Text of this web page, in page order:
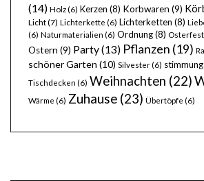
(14) Holz(6) Kerzen (8) Korbwaren (9)
Licht(7) Lichterkette (6) Lichterketten (8)
(6) Naturmaterialien (6) Ordnung(8) Osterfest
Ostern (9) Party(13) Pflanzen (19)
schöner Garten (10) Silvester(6)
Tischdecken (6) Weihnachten (22)
Wärme (6) Zuhause (23) Übertöpfe (6)